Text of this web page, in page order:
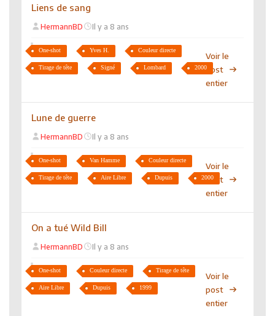
Liens de sang
HermannBD Il y a 8 ans
One-shot Yves H. Couleur directe
Tirage de tête Signé Lombard 2000
Voir le
post
entier
Lune de guerre
HermannBD Il y a 8 ans
One-shot Van Hamme Couleur directe
Tirage de tête Aire Libre Dupuis 2000
Voir le
post
entier
On a tué Wild Bill
HermannBD Il y a 8 ans
One-shot Couleur directe Tirage de tête
Aire Libre Dupuis 1999
Voir le
post
entier